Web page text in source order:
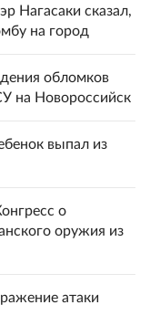
Нагасаки сказал,
на город
обломков
на Новороссийск
выпал из
о
оружия из
атаки